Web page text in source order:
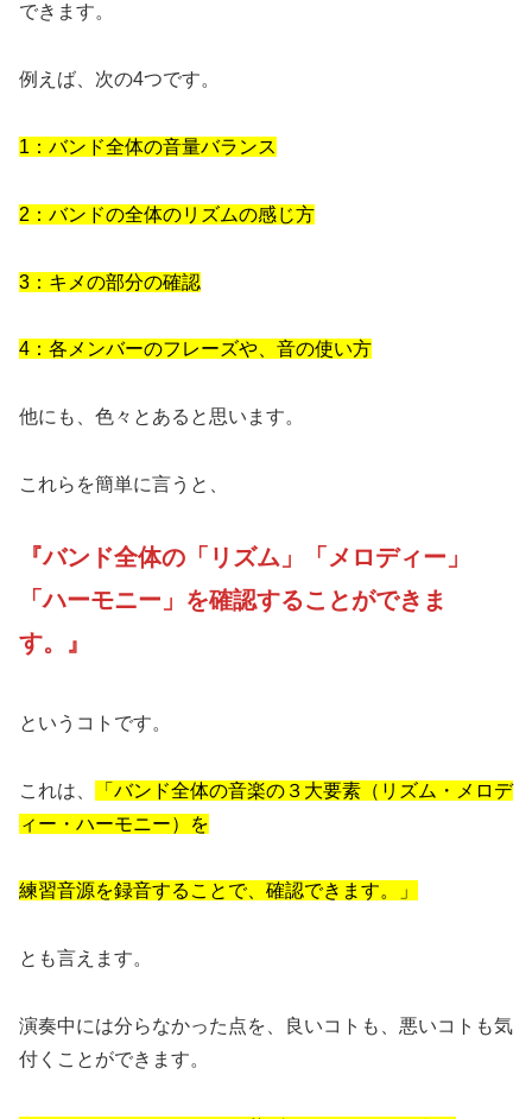
できます。
例えば、次の4つです。
1：バンド全体の音量バランス
2：バンドの全体のリズムの感じ方
3：キメの部分の確認
4：各メンバーのフレーズや、音の使い方
他にも、色々とあると思います。
これらを簡単に言うと、
『バンド全体の「リズム」「メロディー」
「ハーモニー」を確認することができま
す。』
というコトです。
これは、
「バンド全体の音楽の３大要素（リズム・メロデ
ィー・ハーモニー）を
練習音源を録音することで、確認できます。」
とも言えます。
演奏中には分らなかった点を、良いコトも、悪いコトも気
付くことができます。